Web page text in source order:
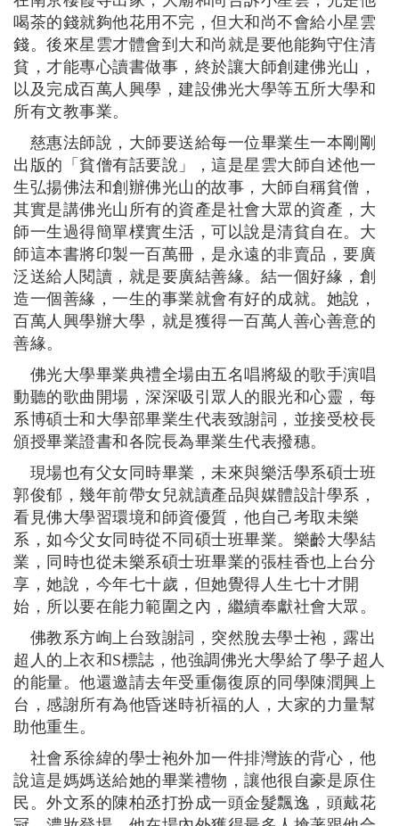
喝茶的錢就夠他花用不完，但大和尚不會給小星雲
錢。後來星雲才體會到大和尚就是要他能夠守住清
貧，才能專心讀書做事，終於讓大師創建佛光山，
以及完成百萬人興學，建設佛光大學等五所大學和
所有文教事業。
慈惠法師說，大師要送給每一位畢業生一本剛剛
出版的 「貧僧有話要說」，這是星雲大師自述他一
生弘揚佛法和創辦佛光山的故事，大師自稱貧僧，
其實是講佛光山所有的資產是社會大眾的資產，大
師一生過得簡單樸實生活，可以說是清貧自在。大
師這本書將印製一百萬冊，是永遠的非賣品，要廣
泛送給人閱讀，就是要廣結善緣。結一個好緣，創
造一個善緣，一生的事業就會有好的成就。她說，
百萬人興學辦大學，就是獲得一百萬人善心善意的
善緣。
佛光大學畢業典禮全場由五名唱將級的歌手演唱
動聽的歌曲開場，深深吸引眾人的眼光和心靈，每
系博碩士和大學部畢業生代表致謝詞，並接受校長
頒授畢業證書和各院長為畢業生代表撥穗。
現場也有父女同時畢業，未來與樂活學系碩士班
郭俊郁，幾年前帶女兒就讀產品與媒體設計學系，
看見佛大學習環境和師資優質，他自己考取未樂
系，如今父女同時從不同碩士班畢業。樂齡大學結
業，同時也從未樂系碩士班畢業的張桂香也上台分
享，她說，今年七十歲，但她覺得人生七十才開
始，所以要在能力範圍之內，繼續奉獻社會大眾。
佛教系方峋上台致謝詞，突然脫去學士袍，露出
超人的上衣和S標誌，他強調佛光大學給了學子超人
的能量。他還邀請去年受重傷復原的同學陳潤興上
台，感謝所有為他昏迷時祈福的人，大家的力量幫
助他重生。
社會系徐緯的學士袍外加一件排灣族的背心，他
說這是媽媽送給她的畢業禮物，讓他很自豪是原住
民。外文系的陳柏丞打扮成一頭金髮飄逸，頭戴花